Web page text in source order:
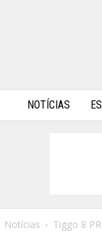
NOTÍCIAS
Notícias Tiggo 8